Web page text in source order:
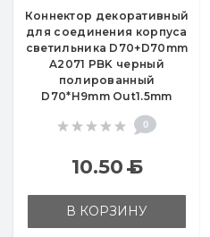
Коннектор декоративный
для соединения корпуса
светильника D70+D70mm
A2071 PBK черный
полированный
D70*H9mm Out1.5mm
0
10.50Б
В КОРЗИНУ